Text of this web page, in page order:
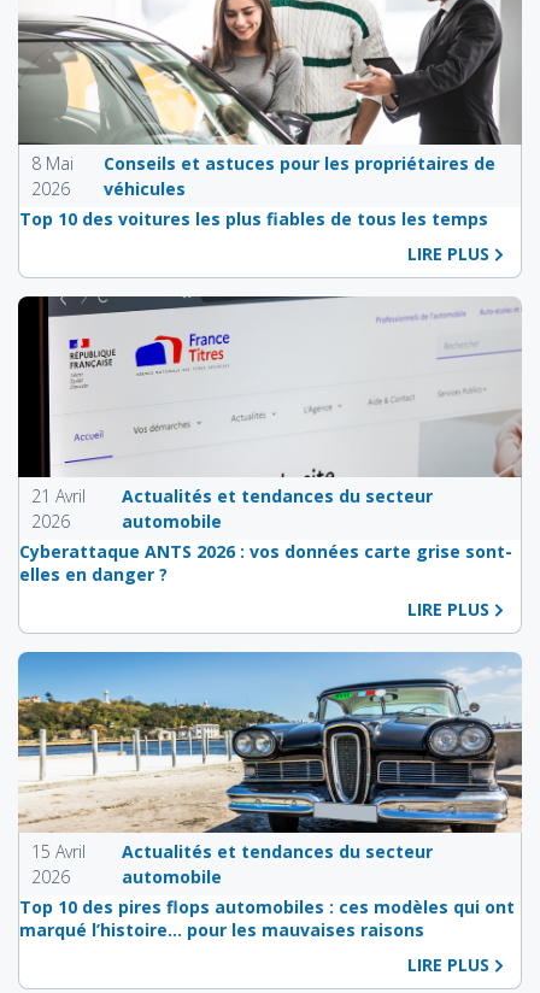
8 Mai
2026
Conseils et astuces pour les propriétaires de
véhicules
Top 10 des voitures les plus fiables de tous les temps
LIRE PLUS
21 Avril
2026
Actualités et tendances du secteur
automobile
Cyberattaque ANTS 2026 : vos données carte grise sont-
elles en danger ?
LIRE PLUS
15 Avril
2026
Actualités et tendances du secteur
automobile
Top 10 des pires flops automobiles : ces modèles qui ont
marqué l’histoire… pour les mauvaises raisons
LIRE PLUS